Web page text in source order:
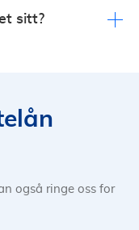
sitt?
også ringe oss for